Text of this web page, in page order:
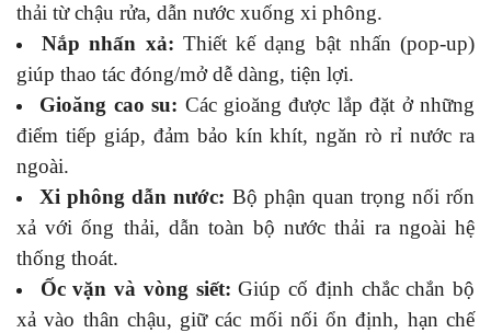
thải từ chậu rửa, dẫn nước xuống xi phông.
Nắp nhấn xả: Thiết kế dạng bật nhấn (pop-up)
giúp thao tác đóng/mở dễ dàng, tiện lợi.
Gioăng cao su: Các gioăng được lắp đặt ở những
điểm tiếp giáp, đảm bảo kín khít, ngăn rò rỉ nước ra
ngoài.
Xi phông dẫn nước: Bộ phận quan trọng nối rốn
xả với ống thải, dẫn toàn bộ nước thải ra ngoài hệ
thống thoát.
Ốc vặn và vòng siết: Giúp cố định chắc chắn bộ
xả vào thân chậu, giữ các mối nối ổn định, hạn chế